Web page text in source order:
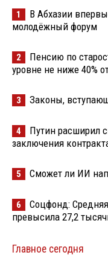
1
В Абхазии
молодёжный форум
2
Пенсию по
уровне не ниже 40%
3 Законы,
4
Путин расширил
заключения
5 Сможет ли ИИ
6
Соцфонд:
превысила 27,2
Главное сегодня